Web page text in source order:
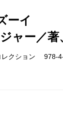
ーイ
ャー／著
レクション